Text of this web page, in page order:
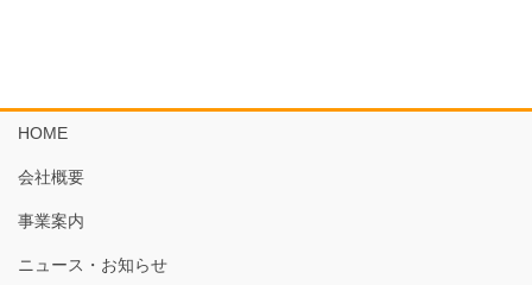
HOME
会社概要
事業案内
ニュース・お知らせ